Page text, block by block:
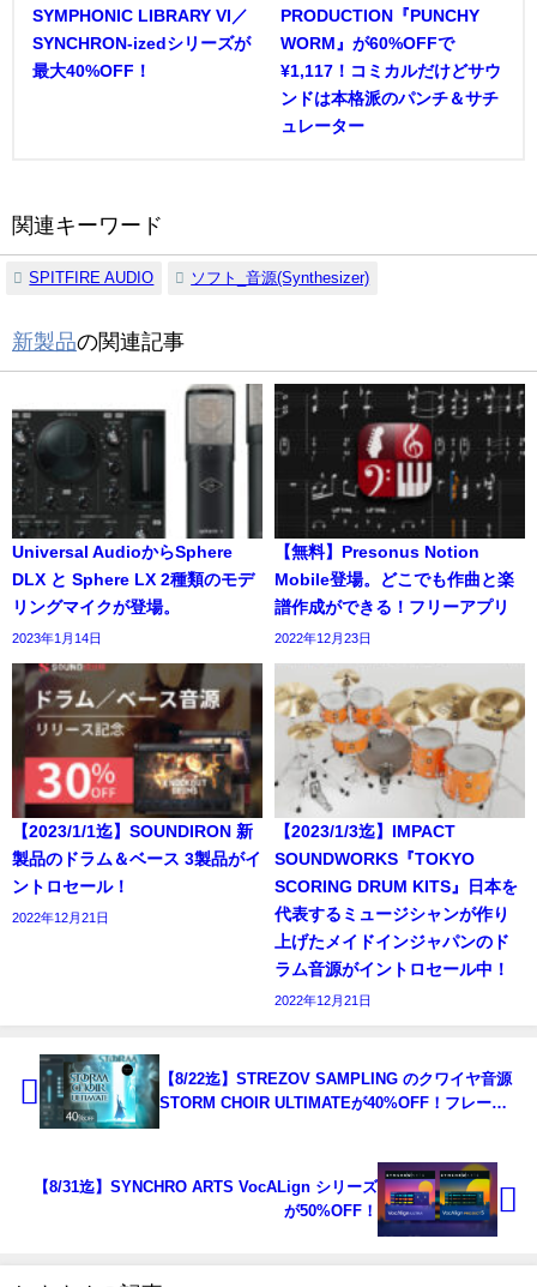
SYMPHONIC LIBRARY VI／
SYNCHRON-izedシリーズが
最大40%OFF！
PRODUCTION『PUNCHY
WORM』が60%OFFで
¥1,117！コミカルだけどサウ
ンドは本格派のパンチ＆サチ
ュレーター
関連キーワード
SPITFIRE AUDIO ソフト_音源(Synthesizer)
新製品の関連記事
Universal AudioからSphere
DLX と Sphere LX 2種類のモデ
リングマイクが登場。
2023年1月14日
【無料】Presonus Notion
Mobile登場。どこでも作曲と楽
譜作成ができる！フリーアプリ
2022年12月23日
【2023/1/1迄】SOUNDIRON 新
製品のドラム＆ベース 3製品がイ
ントロセール！
2022年12月21日
【2023/1/3迄】IMPACT
SOUNDWORKS『TOKYO
SCORING DRUM KITS』日本を
代表するミュージシャンが作り
上げたメイドインジャパンのド
ラム音源がイントロセール中！
2022年12月21日
【8/22迄】STREZOV SAMPLING のクワイヤ音源
STORM CHOIR ULTIMATEが40%OFF！フレーズ
【8/31迄】SYNCHRO ARTS VocALign シリーズ
が50%OFF！